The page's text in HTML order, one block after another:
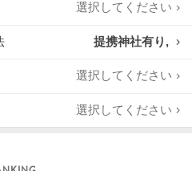
選択してください
提携神社有り,
選択してください
選択してください